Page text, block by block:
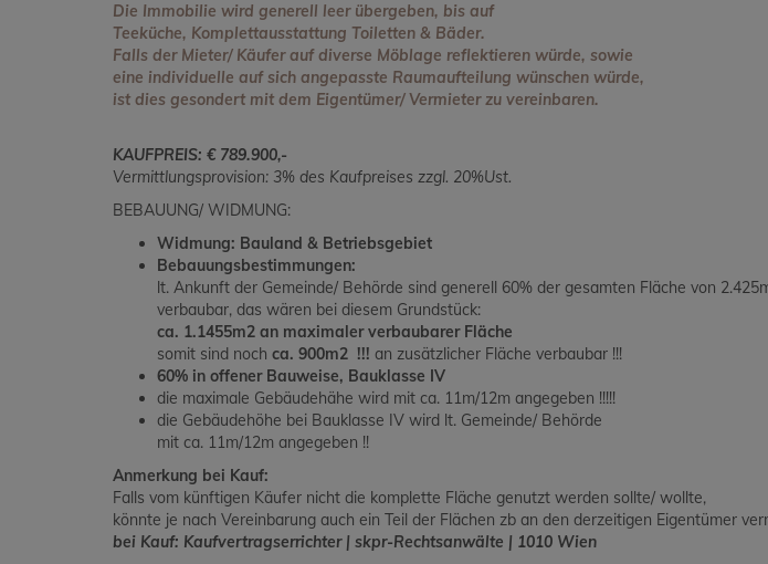
Die Immobilie wird generell leer übergeben, bis auf
Teeküche, Komplettausstattung Toiletten & Bäder.
Falls der Mieter/ Käufer auf diverse Möblage reflektieren würde, sowie
eine individuelle auf sich angepasste Raumaufteilung wünschen würde,
ist dies gesondert mit dem Eigentümer/ Vermieter zu vereinbaren.
KAUFPREIS: € 789.900,-
Vermittlungsprovision: 3% des Kaufpreises zzgl. 20%Ust.
BEBAUUNG/ WIDMUNG:
Widmung: Bauland & Betriebsgebiet
Bebauungsbestimmungen:
lt. Ankunft der Gemeinde/ Behörde sind generell 60% der gesamten Fläche von
verbaubar, das wären bei diesem Grundstück:
ca. 1.1455m2 an maximaler verbaubarer Fläche
somit sind noch ca. 900m2 !!! an zusätzlicher Fläche verbaubar !!!
60% in offener Bauweise, Bauklasse IV
die maximale Gebäudehähe wird mit ca. 11m/12m angegeben !!!!!
die Gebäudehöhe bei Bauklasse IV wird lt. Gemeinde/ Behörde
mit ca. 11m/12m angegeben !!
Anmerkung bei Kauf:
Falls vom künftigen Käufer nicht die komplette Fläche genutzt werden sollte/ wollte,
könnte je nach Vereinbarung auch ein Teil der Flächen zb an den derzeitigen Eigentümer
bei Kauf: Kaufvertragserrichter | skpr-Rechtsanwälte | 1010 Wien